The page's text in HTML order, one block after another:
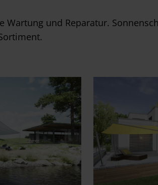
und Reparatur.